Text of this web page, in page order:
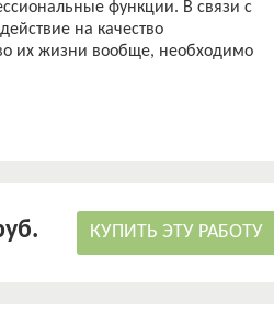
функции. В связи с
на качество
их жизни вообще, необходимо
Для того, что бы такая работа
КУПИТЬ ЭТУ РАБОТУ